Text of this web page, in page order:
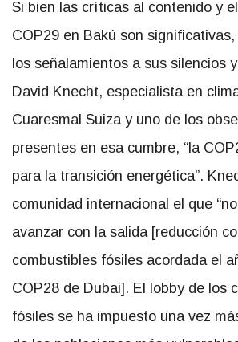
Si bien las críticas al contenido y
COP29 en Bakú son
los señalamientos a sus silencios
David Knecht, especialista en
Cuaresmal Suiza y uno de los
presentes en esa cumbre, “la
para la transición energética”.
comunidad internacional el que
avanzar con la salida [reducción
combustibles fósiles acordada el
COP28 de Dubai]. El lobby de los
fósiles se ha impuesto una vez